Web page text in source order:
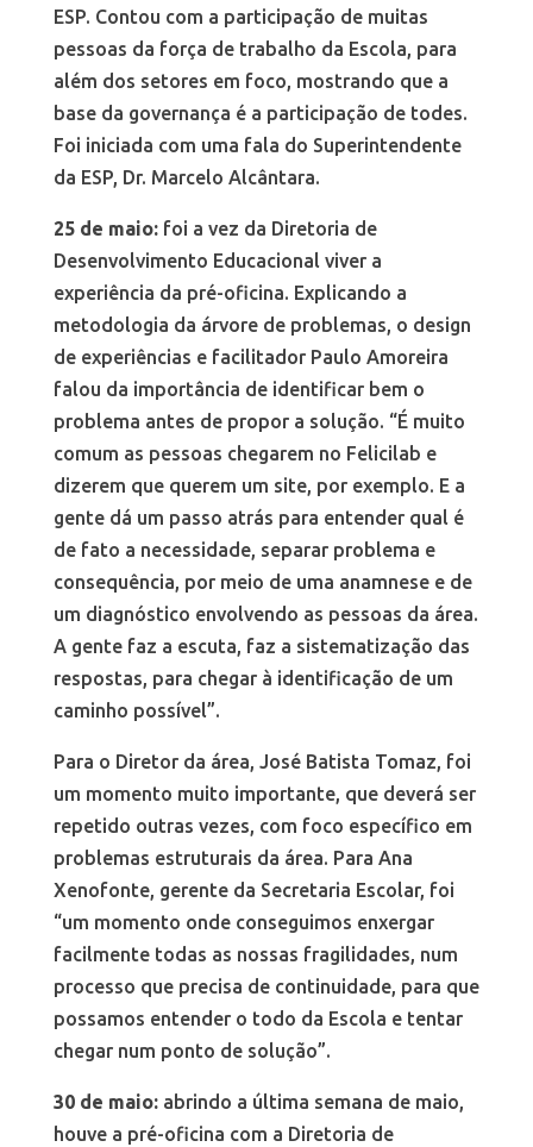
ESP. Contou com a participação de muitas
pessoas da força de trabalho da Escola, para
além dos setores em foco, mostrando que a
base da governança é a participação de todes.
Foi iniciada com uma fala do Superintendente
da ESP, Dr. Marcelo Alcântara.
25 de maio:foi a vez da Diretoria de
Desenvolvimento Educacional viver a
experiência da pré-oficina. Explicando a
metodologia da árvore de problemas, o design
de experiências e facilitador Paulo Amoreira
falou da importância de identificar bem o
problema antes de propor a solução. “É muito
comum as pessoas chegarem no Felicilab e
dizerem que querem um site, por exemplo. E a
gente dá um passo atrás para entender qual é
de fato a necessidade, separar problema e
consequência, por meio de uma anamnese e de
um diagnóstico envolvendo as pessoas da área.
A gente faz a escuta, faz a sistematização das
respostas, para chegar à identificação de um
caminho possível”.
Para o Diretor da área, José Batista Tomaz, foi
um momento muito importante, que deverá ser
repetido outras vezes, com foco específico em
problemas estruturais da área. Para Ana
Xenofonte, gerente da Secretaria Escolar, foi
“um momento onde conseguimos enxergar
facilmente todas as nossas fragilidades, num
processo que precisa de continuidade, para que
possamos entender o todo da Escola e tentar
chegar num ponto de solução”.
30 de maio:abrindo a última semana de maio,
houve a pré-oficina com a Diretoria de